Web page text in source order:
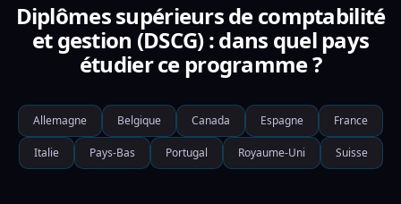
Diplômes supérieurs de comptabilité
et gestion (DSCG) : dans quel pays
étudier ce programme ?
Allemagne Belgique Canada Espagne France
Italie Pays-Bas Portugal Royaume-Uni Suisse